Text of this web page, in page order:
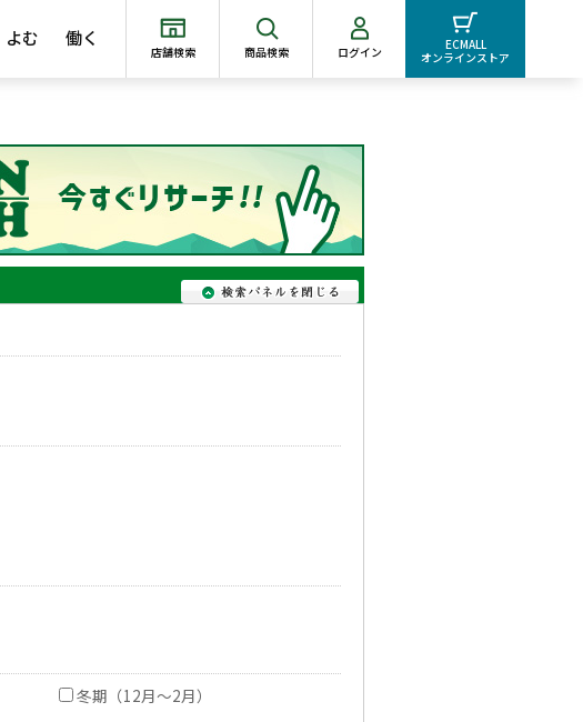
よむ 働く
店舗検索 商品検索 ログイン
ECMALL
オンラインストア
冬期（12月～2月）